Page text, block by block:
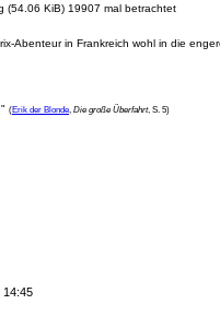
(54.06 KiB) 19907 mal betrachtet
Abenteur in Frankreich wohl in die
(Erik der Blonde, Die große Überfahrt, S. 5)
14:45